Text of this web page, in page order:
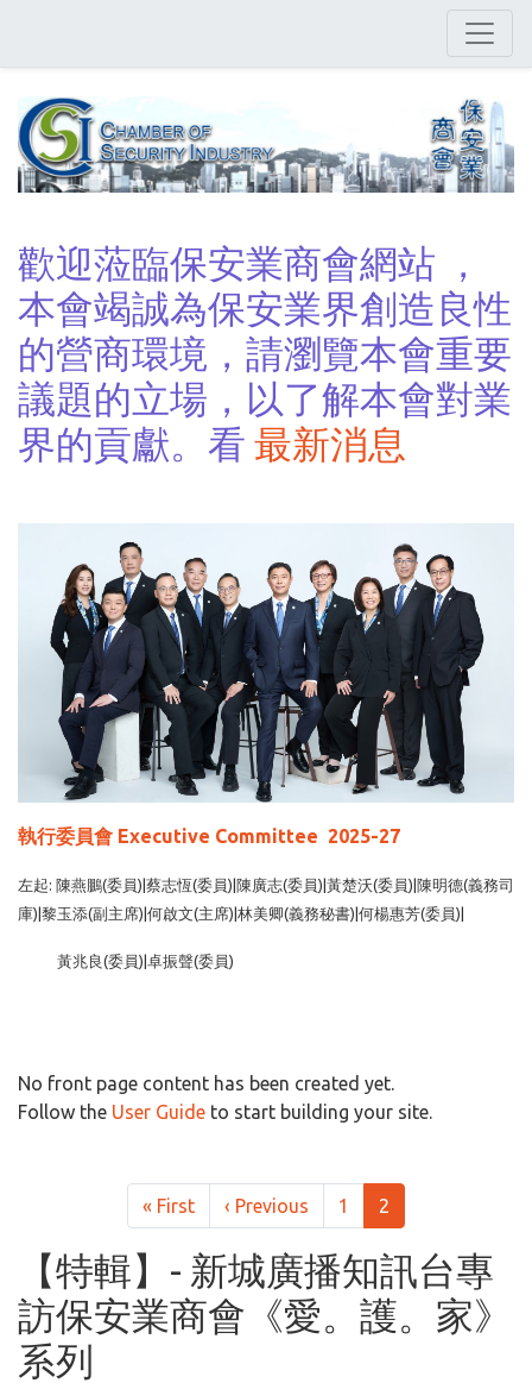
main
歡迎蒞臨保安業商會網站 ，
本會竭誠為保安業界創造良性
的營商環境，請瀏覽本會重要
議題的立場，以了解本會對業
界的貢獻。看 最新消息
執行委員會 Executive Committee 2025-27
左起: 陳燕鵬(委員)|蔡志恆(委員)|陳廣志(委員)|黃楚沃(委員)|陳明德(義務司
庫)|黎玉添(副主席)|何啟文(主席)|林美卿(義務秘書)|何楊惠芳(委員)|
黃兆良(委員)|卓振聲(委員)
Welcome to 香港保安
No front page content has been created yet.
Follow the User Guide to start building your site.
Pagination« FirstFirst page
‹ Previous Previous page
1 2
【特輯】- 新城廣播知訊台專
訪保安業商會《愛。護。家》
系列